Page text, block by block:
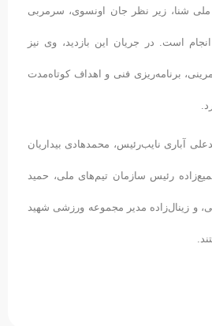
ملی شنا، زیر نظر جان اونسوی، سرمربی
است. در جریان این بازدید، وی نیز
برنامه‌ریزی فنی و اهداف کوتاه‌مدت
آباری نایب‌رئیس، محمدهادی بیداریان
رئیس سازمان تیم‌های ملی، حمید
و زینال‌زاده مدیر مجموعه ورزشی شهید